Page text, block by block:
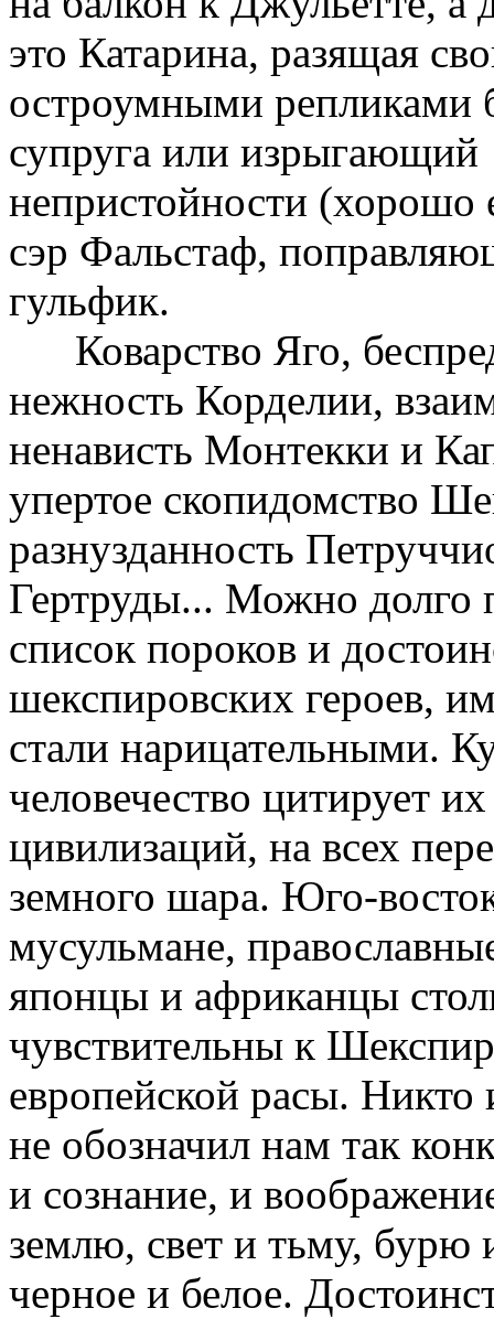
это Катарина, разящая
остроумными репликами
супруга или изрыгающий
непристойности (хорошо
сэр Фальстаф,
гульфик.
Коварство Яго,
нежность Корделии,
ненависть Монтекки и
упертое скопидомство
разнузданность
Гертруды... Можно долго
список пороков и
шекспировских героев,
стали нарицательными.
человечество цитирует
цивилизаций, на всех
земного шара. Юго-
мусульмане,
японцы и африканцы
чувствительны к
европейской расы. Никто
не обозначил нам так
и сознание, и
землю, свет и тьму, бурю
черное и белое.